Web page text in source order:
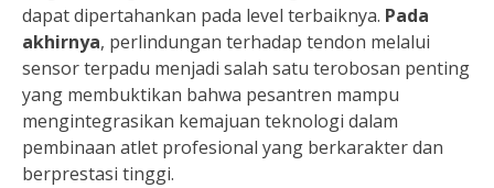
dapat dipertahankan pada level terbaiknya. Pada
akhirnya, perlindungan terhadap tendon melalui
sensor terpadu menjadi salah satu terobosan penting
yang membuktikan bahwa pesantren mampu
mengintegrasikan kemajuan teknologi dalam
pembinaan atlet profesional yang berkarakter dan
berprestasi tinggi.